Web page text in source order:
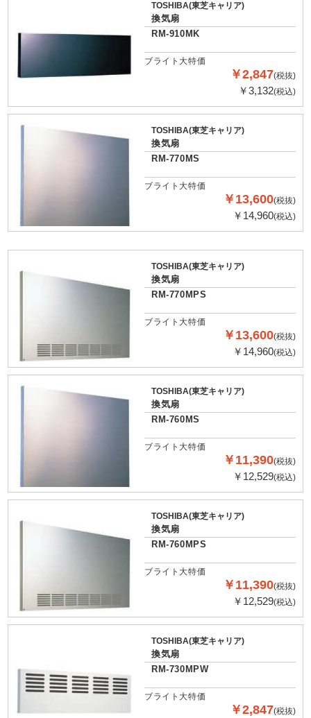
TOSHIBA(東芝キャリア)
換気扇
RM-910MK
ブライト大特価
￥2,847(税抜)
￥3,132(税込)
TOSHIBA(東芝キャリア)
換気扇
RM-770MS
ブライト大特価
￥13,600(税抜)
￥14,960(税込)
TOSHIBA(東芝キャリア)
換気扇
RM-770MPS
ブライト大特価
￥13,600(税抜)
￥14,960(税込)
TOSHIBA(東芝キャリア)
換気扇
RM-760MS
ブライト大特価
￥11,390(税抜)
￥12,529(税込)
TOSHIBA(東芝キャリア)
換気扇
RM-760MPS
ブライト大特価
￥11,390(税抜)
￥12,529(税込)
TOSHIBA(東芝キャリア)
換気扇
RM-730MPW
ブライト大特価
￥2,847(税抜)